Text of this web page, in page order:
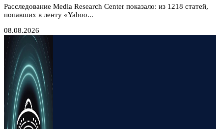
Расследование Media Research Center показало: из 1218 статей,
попавших в ленту «Yahoo...
08.08.2026